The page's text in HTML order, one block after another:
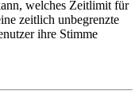
welches Zeitlimit für
zeitlich unbegrenzte
ihre Stimme